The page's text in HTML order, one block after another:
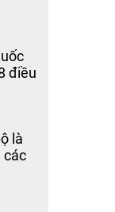
điều
là
các